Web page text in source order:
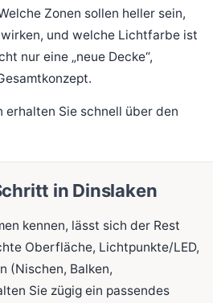
Zonen sollen heller sein,
und welche Lichtfarbe ist
nur eine „neue Decke“,
erhalten Sie schnell über den
in Dinslaken
kennen, lässt sich der Rest
Oberfläche, Lichtpunkte/LED,
(Nischen, Balken,
Sie zügig ein passendes